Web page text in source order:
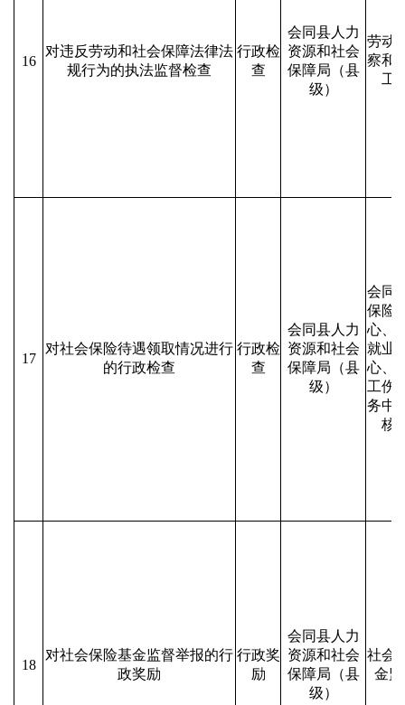
16
对违反劳动和社会保障法律法
规行为的执法监督检查
行政检
查
会同县人力
资源和社会
保障局（县
级）
劳动
察和
工
17
对社会保险待遇领取情况进行
的行政检查
行政检
查
会同县人力
资源和社会
保障局（县
级）
会同
保险
心、
就业
心、
工伤
务中
核
18
对社会保险基金监督举报的行
政奖励
行政奖
励
会同县人力
资源和社会
保障局（县
级）
社会
金